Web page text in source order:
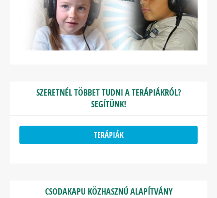
SZERETNÉL TÖBBET TUDNI A TERÁPIÁKRÓL?
SEGÍTÜNK!
TERÁPIÁK
CSODAKAPU KÖZHASZNÚ ALAPÍTVÁNY